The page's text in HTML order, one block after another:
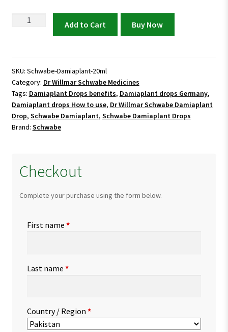
Schwabe
Add to Cart Buy Now
SKU: Schwabe-Damiaplant-20ml
Category: Dr Willmar Schwabe Medicines
Tags: Damiaplant Drops benefits, Damiaplant drops Germany,
Damiaplant drops How to use, Dr Willmar Schwabe Damiaplant
Drop, Schwabe Damiaplant, Schwabe Damiaplant Drops
Brand: Schwabe
Checkout
Complete your purchase using the form below.
First name *
Last name *
Country / Region *